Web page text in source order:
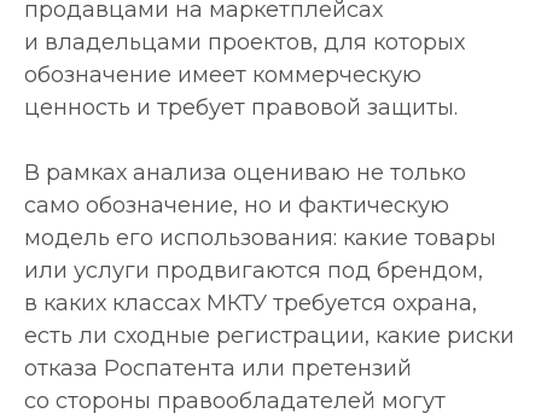
продавцами на маркетплейсах
и владельцами проектов, для которых
обозначение имеет коммерческую
ценность и требует правовой защиты.
В рамках анализа оцениваю не только
само обозначение, но и фактическую
модель его использования: какие товары
или услуги продвигаются под брендом,
в каких классах МКТУ требуется охрана,
есть ли сходные регистрации, какие риски
отказа Роспатента или претензий
со стороны правообладателей могут